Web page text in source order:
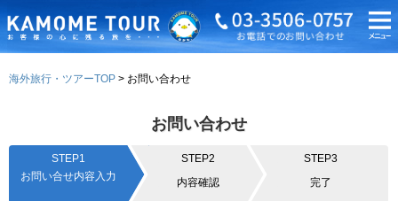
海外旅行・ツアーTOP お問い合わせ
お問い合わせ
STEP1
お問い合せ内容入力
STEP2
内容確認
STEP3
完了